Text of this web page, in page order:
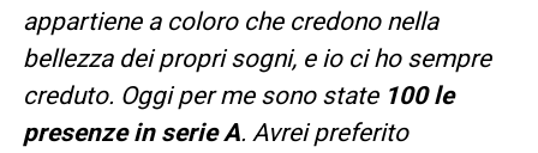
appartiene a coloro che credono nella
bellezza dei propri sogni, e io ci ho sempre
creduto. Oggi per me sono state 100 le
presenze in serie A. Avrei preferito